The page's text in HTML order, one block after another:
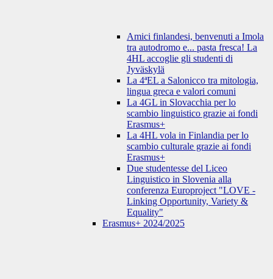
Amici finlandesi, benvenuti a Imola
tra autodromo e... pasta fresca! La
4HL accoglie gli studenti di
Jyväskylä
La 4ªEL a Salonicco tra mitologia,
lingua greca e valori comuni
La 4GL in Slovacchia per lo
scambio linguistico grazie ai fondi
Erasmus+
La 4HL vola in Finlandia per lo
scambio culturale grazie ai fondi
Erasmus+
Due studentesse del Liceo
Linguistico in Slovenia alla
conferenza Europroject "LOVE -
Linking Opportunity, Variety &
Equality"
Erasmus+ 2024/2025